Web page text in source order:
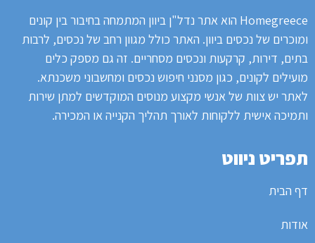
Homegreece הוא אתר נדל"ן ביוון המתמחה בחיבור בין קונים
ומוכרים של נכסים ביוון. האתר כולל מגוון רחב של נכסים, לרבות
בתים, דירות, קרקעות ונכסים מסחריים. זה גם מספק כלים
מועילים לקונים, כגון מסנני חיפוש נכסים ומחשבוני משכנתא.
לאתר יש צוות של אנשי מקצוע מנוסים המוקדשים למתן שירות
ותמיכה אישית ללקוחות לאורך תהליך הקנייה או המכירה.
תפריט ניווט
דף הבית
אודות